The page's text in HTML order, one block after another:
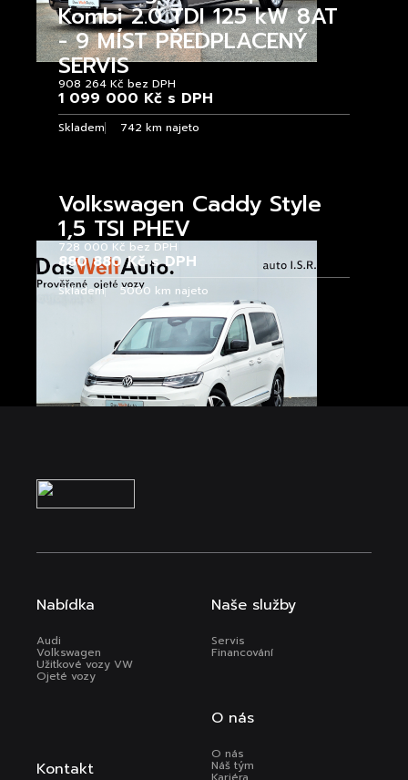
Kombi 2.0 TDI 125 kW 8AT
- 9 MÍST PŘEDPLACENÝ
SERVIS
908 264 Kč bez DPH
1 099 000 Kč s DPH
Skladem 742 km najeto
Volkswagen Caddy Style
1,5 TSI PHEV
728 000 Kč bez DPH
880 880 Kč s DPH
Skladem 5000 km najeto
Nabídka
Audi
Volkswagen
Užitkové vozy VW
Ojeté vozy
Naše služby
Servis
Financování
O nás
O nás
Náš tým
Kontakt